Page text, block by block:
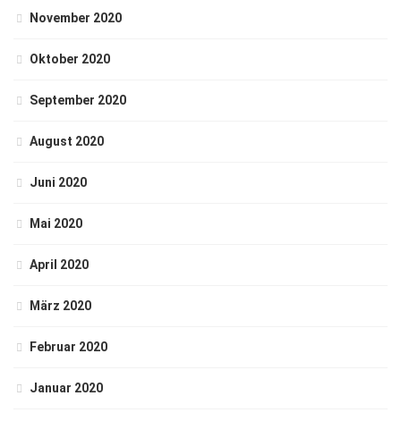
November 2020
Oktober 2020
September 2020
August 2020
Juni 2020
Mai 2020
April 2020
März 2020
Februar 2020
Januar 2020